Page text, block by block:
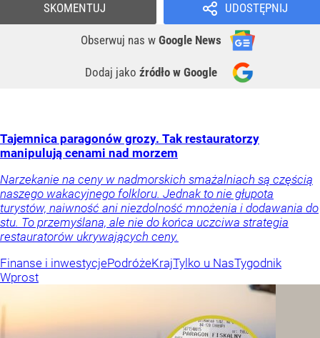
UDOSTĘPNIJ
Obserwuj nas w Google News
Dodaj jako źródło w Google
SKOMENTUJ
Tajemnica paragonów grozy. Tak restauratorzy
manipulują cenami nad morzem
Narzekanie na ceny w nadmorskich smażalniach są częścią
naszego wakacyjnego folkloru. Jednak to nie głupota
turystów, naiwność ani niezdolność mnożenia i dodawania do
stu. To przemyślana, ale nie do końca uczciwa strategia
restauratorów ukrywających ceny.
Finanse i inwestycjePodróżeKrajTylko u NasTygodnik
Wprost